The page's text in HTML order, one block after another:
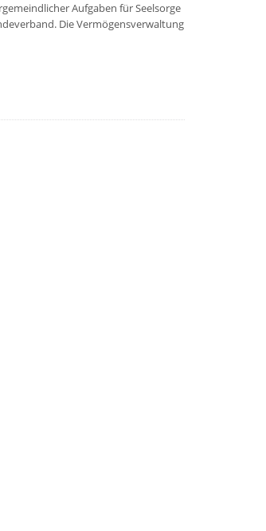
Aufgaben für Seelsorge
Die Vermögensverwaltung